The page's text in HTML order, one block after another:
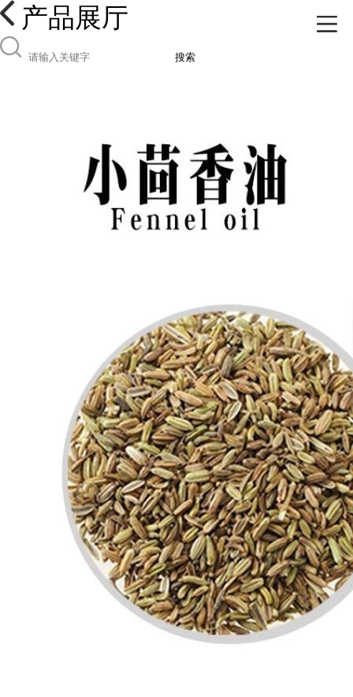
产品展厅
搜索